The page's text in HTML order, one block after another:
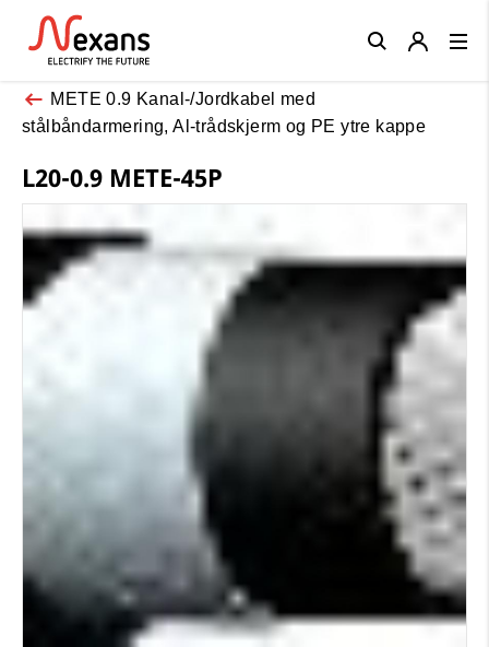
METE 0.9 Kanal-/Jordkabel med
stålbåndarmering, Al-trådskjerm og PE ytre kappe
L20-0.9 METE-45P
Close